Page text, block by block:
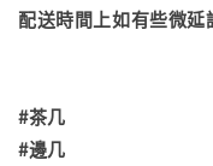
配送時間上如有些微
#茶几
#邊几